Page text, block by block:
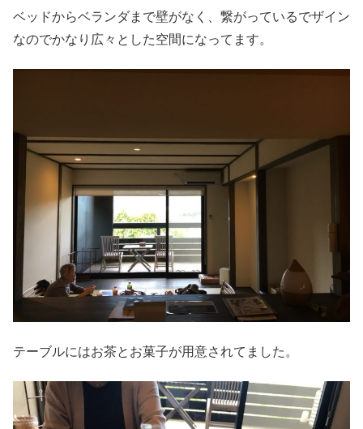
ベッドからベランダまで壁がなく、繋がっているでザイン
なのでかなり広々とした空間になってます。
テーブルにはお茶とお菓子が用意されてました。